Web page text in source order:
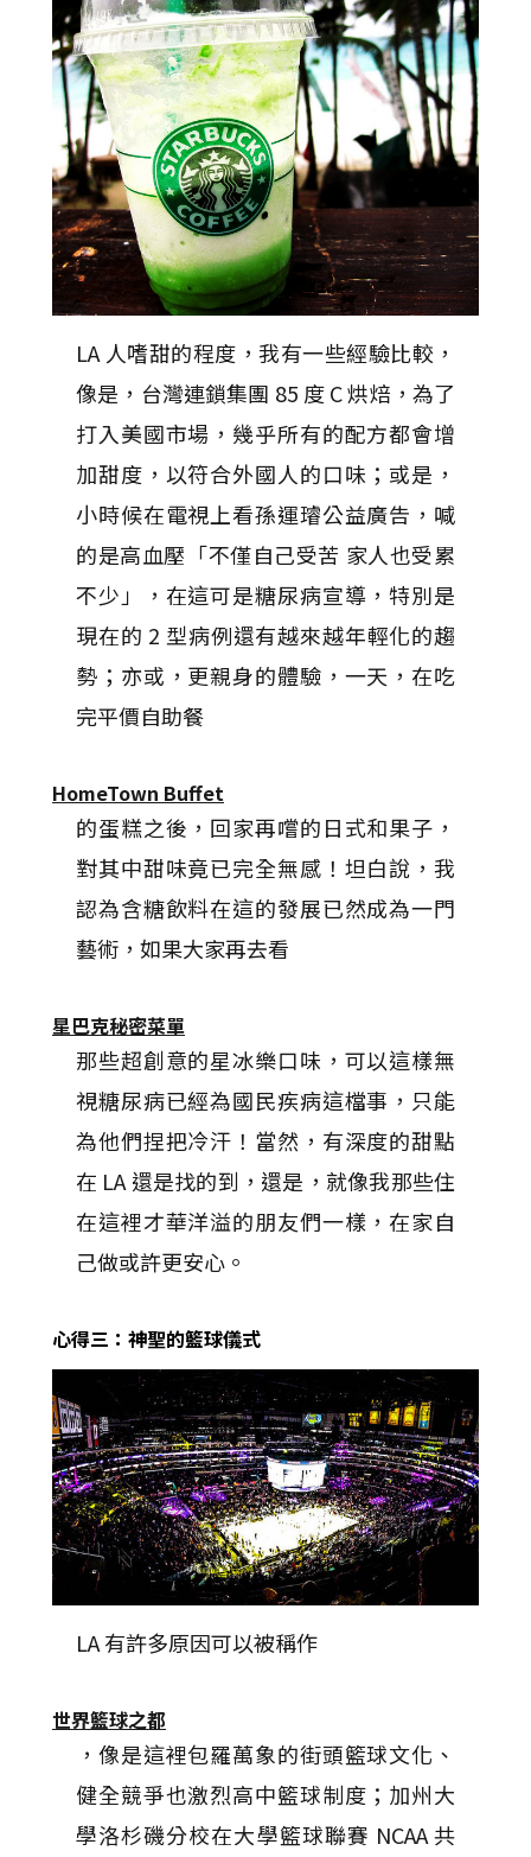
LA 人嗜甜的程度，我有一些經驗比較，
像是，台灣連鎖集團 85 度 C 烘焙，為了
打入美國市場，幾乎所有的配方都會增
加甜度，以符合外國人的口味；或是，
小時候在電視上看孫運璿公益廣告，喊
的是高血壓「不僅自己受苦 家人也受累
不少」，在這可是糖尿病宣導，特別是
現在的 2 型病例還有越來越年輕化的趨
勢；亦或，更親身的體驗，一天，在吃
完平價自助餐
HomeTown Buffet
的蛋糕之後，回家再嚐的日式和果子，
對其中甜味竟已完全無感！坦白說，我
認為含糖飲料在這的發展已然成為一門
藝術，如果大家再去看
星巴克秘密菜單
那些超創意的星冰樂口味，可以這樣無
視糖尿病已經為國民疾病這檔事，只能
為他們捏把冷汗！當然，有深度的甜點
在 LA 還是找的到，還是，就像我那些住
在這裡才華洋溢的朋友們一樣，在家自
己做或許更安心。
心得三：神聖的籃球儀式
LA 有許多原因可以被稱作
世界籃球之都
，像是這裡包羅萬象的街頭籃球文化、
健全競爭也激烈高中籃球制度；加州大
學洛杉磯分校在大學籃球聯賽 NCAA 共